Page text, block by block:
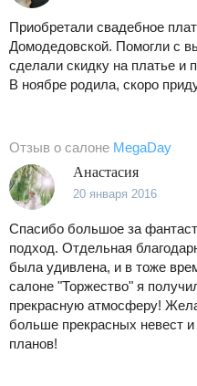
Приобретали свадебное
Домодедовской. Помогли с
сделали скидку на платье и
В ноябре родила, скоро
Отзыв о салоне MegaDay
Анастасия
20 января 2016
Спасибо большое за
подход. Отдельная
была удивлена, и в тоже
салоне "Торжество" я
прекрасную атмосферу!
больше прекрасных невест
планов!